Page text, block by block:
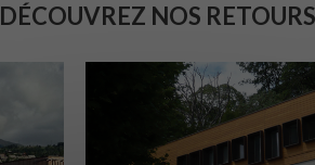
DÉCOUVREZ NOS